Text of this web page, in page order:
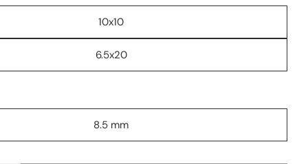
10x10
6.5x20
8.5 mm